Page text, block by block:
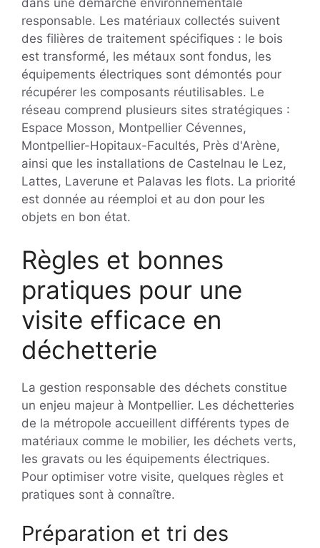
dans une démarche environnementale
responsable. Les matériaux collectés suivent
des filières de traitement spécifiques : le bois
est transformé, les métaux sont fondus, les
équipements électriques sont démontés pour
récupérer les composants réutilisables. Le
réseau comprend plusieurs sites stratégiques :
Espace Mosson, Montpellier Cévennes,
Montpellier-Hopitaux-Facultés, Près d'Arène,
ainsi que les installations de Castelnau le Lez,
Lattes, Laverune et Palavas les flots. La priorité
est donnée au réemploi et au don pour les
objets en bon état.
Règles et bonnes
pratiques pour une
visite efficace en
déchetterie
La gestion responsable des déchets constitue
un enjeu majeur à Montpellier. Les déchetteries
de la métropole accueillent différents types de
matériaux comme le mobilier, les déchets verts,
les gravats ou les équipements électriques.
Pour optimiser votre visite, quelques règles et
pratiques sont à connaître.
Préparation et tri des